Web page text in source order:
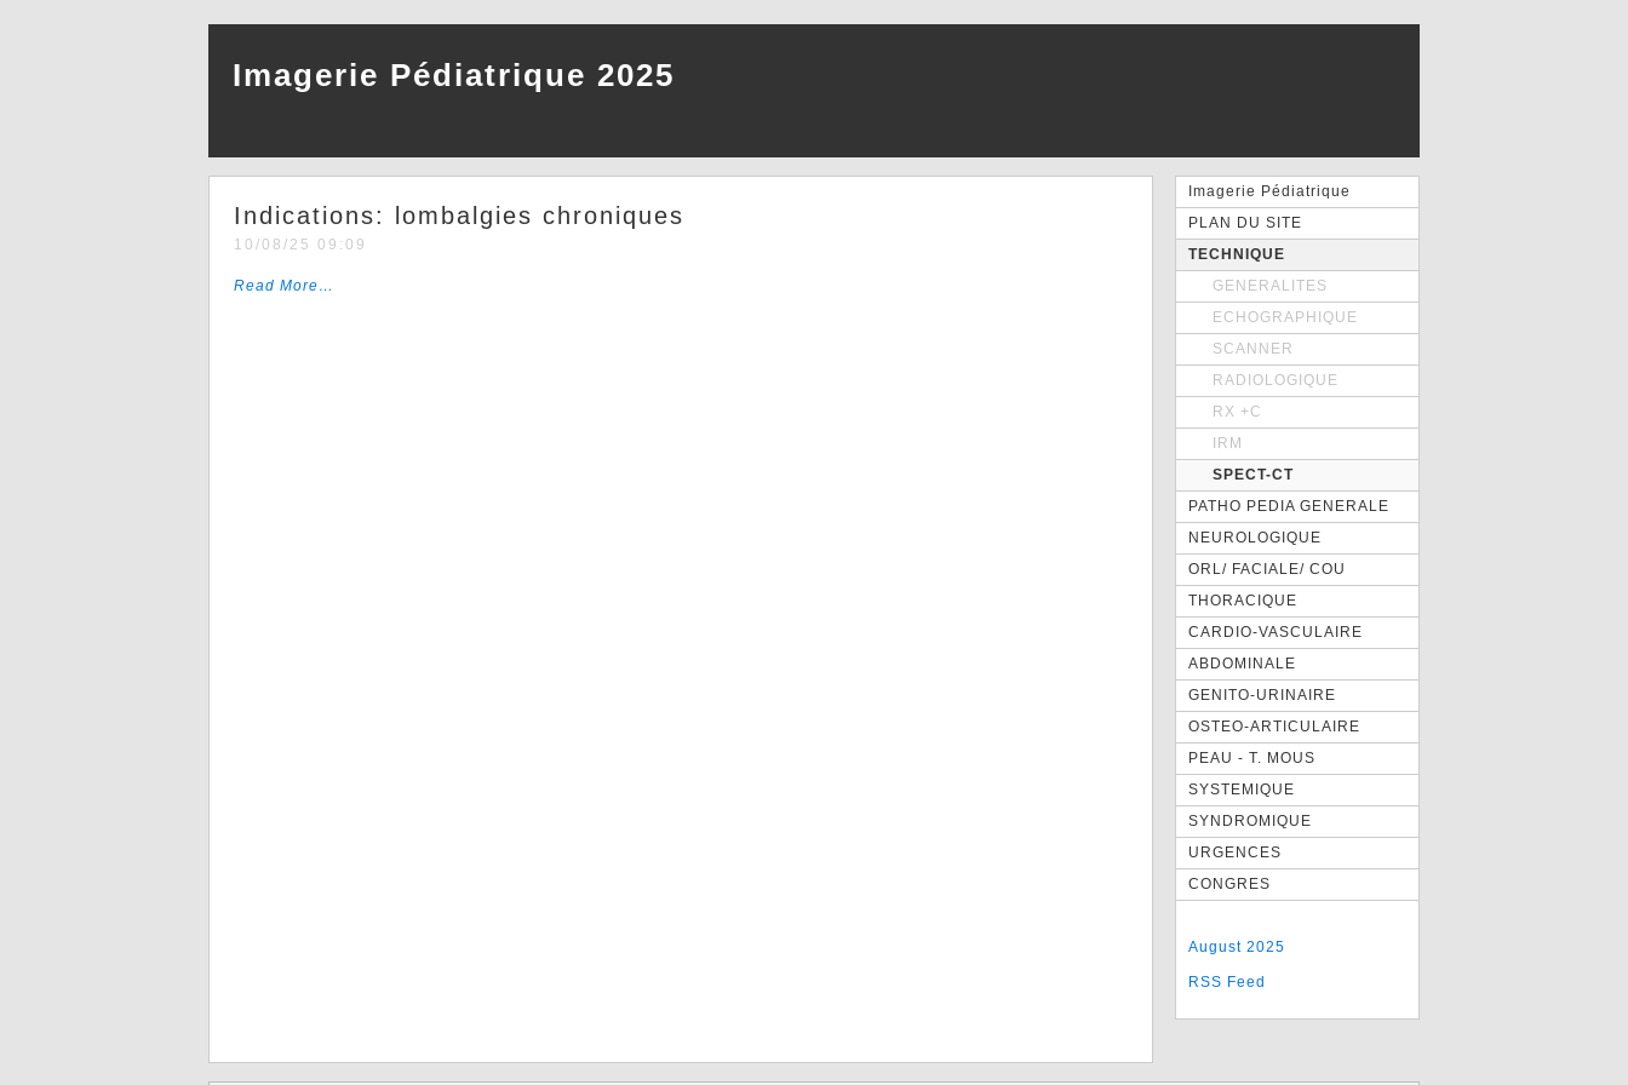
Imagerie Pédiatrique 2025
Imagerie Pédiatrique
PLAN DU SITE
TECHNIQUE
GENERALITES
ECHOGRAPHIQUE
SCANNER
RADIOLOGIQUE
RX +C
IRM
SPECT-CT
PATHO PEDIA GENERALE
NEUROLOGIQUE
ORL/ FACIALE/ COU
THORACIQUE
CARDIO-VASCULAIRE
ABDOMINALE
GENITO-URINAIRE
OSTEO-ARTICULAIRE
PEAU - T. MOUS
SYSTEMIQUE
SYNDROMIQUE
URGENCES
CONGRES
August 2025
RSS Feed
Indications: lombalgies chroniques
10/08/25 09:09
Read More…